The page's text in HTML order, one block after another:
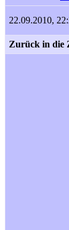
22.09.2010,
Zurück in die